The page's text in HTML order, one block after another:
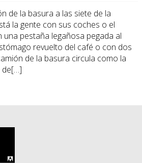
de la basura a las siete de la
la gente con sus coches o el
pestaña legañosa pegada al
revuelto del café o con dos
de la basura circula como la
de[…]